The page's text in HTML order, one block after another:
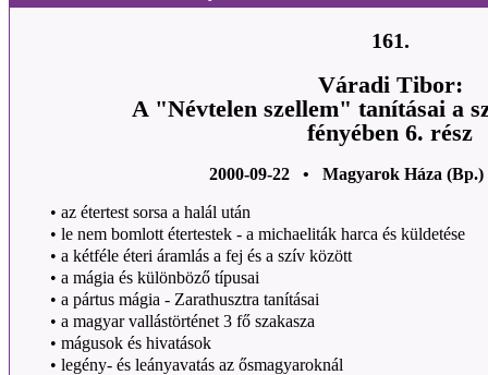
161.
Váradi Tibor:
A "Névtelen szellem" tanításai a
fényében 6. rész
2000-09-22 • Magyarok Háza
• az étertest sorsa a halál után
• le nem bomlott étertestek - a michaeliták harca és küldetése
• a kétféle éteri áramlás a fej és a szív között
• a mágia és különböző típusai
• a pártus mágia - Zarathusztra tanításai
• a magyar vallástörténet 3 fő szakasza
• mágusok és hivatások
• legény- és leányavatás az ősmagyaroknál